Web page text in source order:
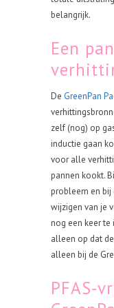
belangrijk.
Een
De GreenPan
zelf (nog) op
inductie gaan
voor alle
pannen kookt.
probleem en bij
wijzigen van je
nog een keer te
alleen op dat
alleen bij de
PFAS-